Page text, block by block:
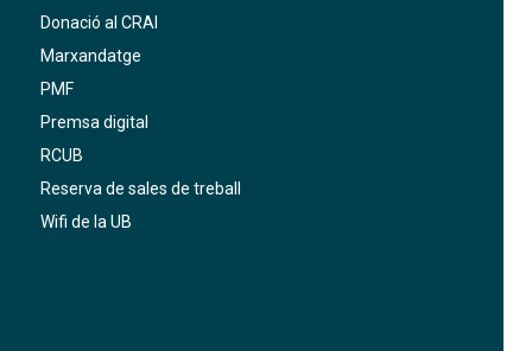
Donació al CRAI
Marxandatge
PMF
Premsa digital
RCUB
Reserva de sales de treball
Wifi de la UB